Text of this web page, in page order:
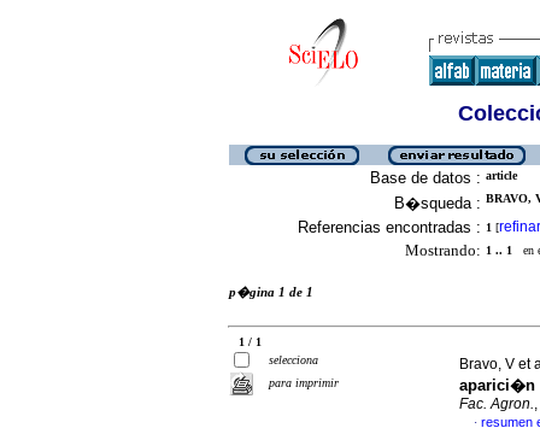
Base de datos : article
B�squeda : BRAVO,
Referencias encontradas : 1 [refinar
Mostrando: 1 .. 1 en
p�gina 1 de 1
1 / 1
selecciona
para imprimir
Bravo, V et
aparici�n
Fac. Agron.
· resumen